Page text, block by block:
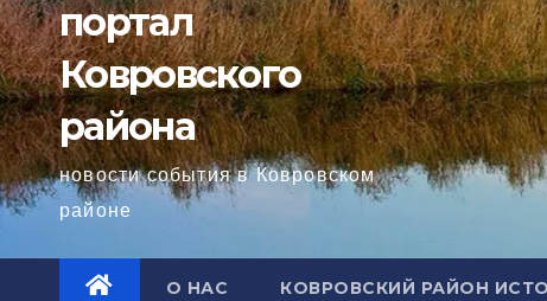
портал
Ковровского
района
новости события в Ковровском
районе
О НАС КОВРОВСКИЙ РАЙОН